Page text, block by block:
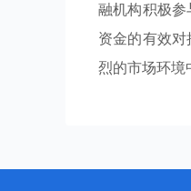
融机构积极
资金的有效
烈的市场环境